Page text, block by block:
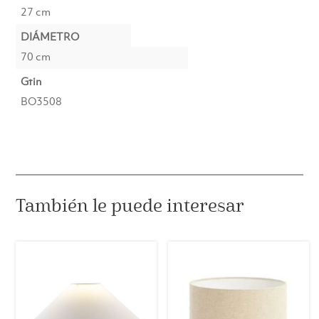
27 cm
DIÁMETRO
70 cm
Gtin
BO3508
También le puede interesar